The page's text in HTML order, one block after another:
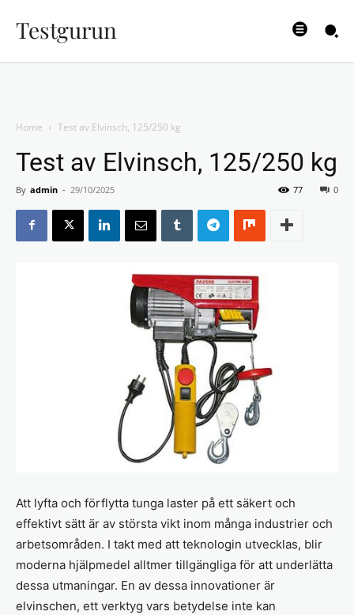
Testgurun
Home Test av Elvinsch, 125/250 kg
Test av Elvinsch, 125/250 kg
By admin - 29/10/2025 0
77
Att lyfta och förflytta tunga laster på ett säkert och
effektivt sätt är av största vikt inom många industrier och
arbetsområden. I takt med att teknologin utvecklas, blir
moderna hjälpmedel alltmer tillgängliga för att underlätta
dessa utmaningar. En av dessa innovationer är
elvinschen, ett verktyg vars betydelse inte kan